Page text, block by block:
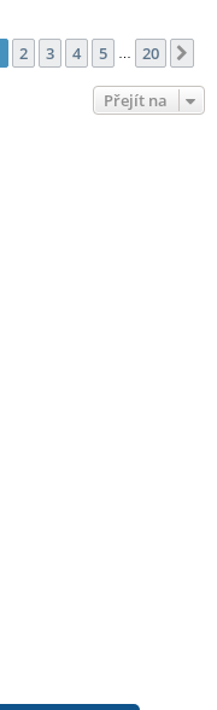
z 20
2 3 4 5 20
Přejít na